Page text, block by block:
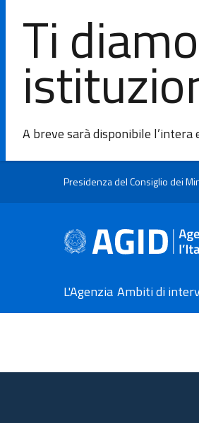
Ti
A breve sarà disponibile l’intera
Presidenza del Consiglio dei
L'Agenzia Ambiti di